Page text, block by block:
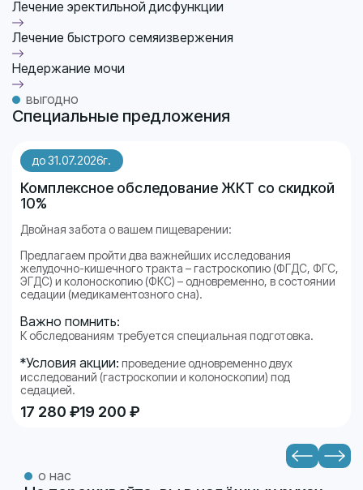
Лечение эректильной дисфункции
Лечение быстрого семяизвержения
Недержание мочи
Специальные предложения
выгодно
до 31.07.2026г.
Комплексное обследование ЖКТ со скидкой
10%
Двойная забота о вашем пищеварении:
Предлагаем пройти два важнейших исследования
желудочно-кишечного тракта – гастроскопию (ФГДС, ФГС,
ЭГДС) и колоноскопию (ФКС) – одновременно, в состоянии
седации (медикаментозного сна).
Важно помнить:
К обследованиям требуется специальная подготовка.
*Условия акции: проведение одновременно двух
исследований (гастроскопии и колоноскопии) под
седацией.
17 280 ₽19 200 ₽
о нас